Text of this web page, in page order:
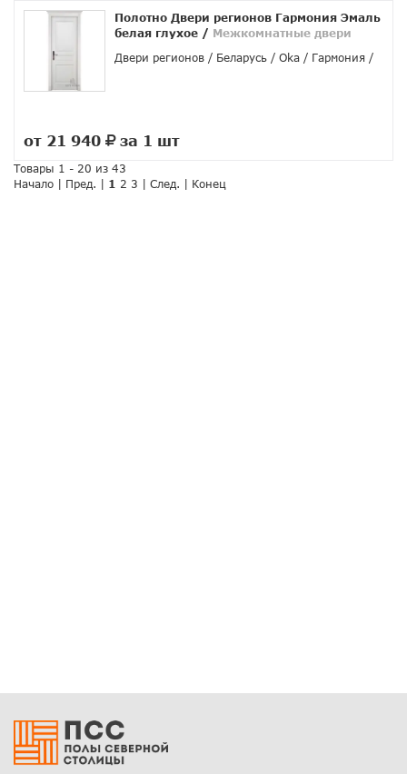
Полотно Двери регионов Гармония Эмаль
белая глухое / Межкомнатные двери
Двери регионов
Беларусь Oka Гармония
от 21 940
за 1 шт
Товары 1 - 20 из 43
Начало | Пред. | 1 2 3 | След. | Конец